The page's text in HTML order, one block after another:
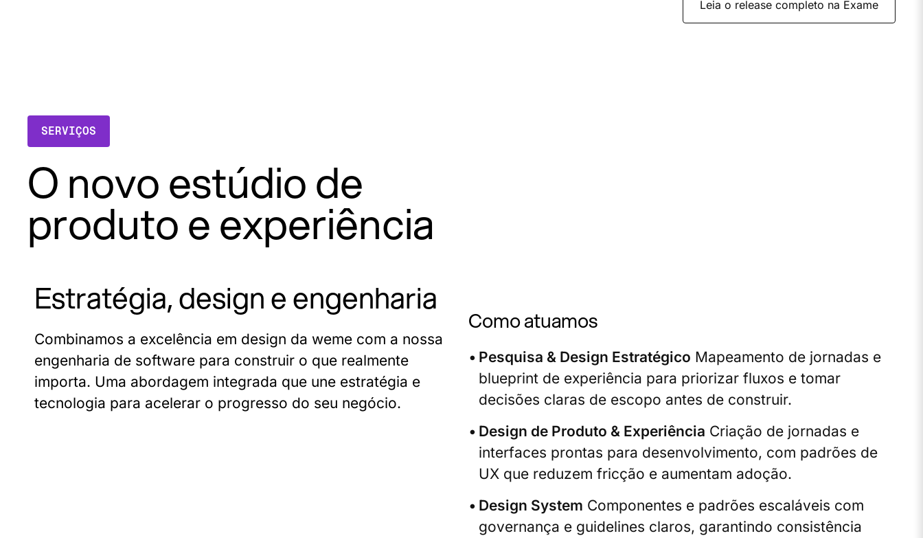
Leia o release completo na Exame
SERVIÇOS
O novo estúdio de
produto e experiência
Estratégia, design e engenharia
Combinamos a excelência em design da weme com a nossa
engenharia de software para construir o que realmente
importa. Uma abordagem integrada que une estratégia e
tecnologia para acelerar o progresso do seu negócio.
Como atuamos
Pesquisa & Design Estratégico Mapeamento de jornadas e
blueprint de experiência para priorizar fluxos e tomar
decisões claras de escopo antes de construir.
Design de Produto & Experiência Criação de jornadas e
interfaces prontas para desenvolvimento, com padrões de
UX que reduzem fricção e aumentam adoção.
Design System Componentes e padrões escaláveis com
governança e guidelines claros, garantindo consistência